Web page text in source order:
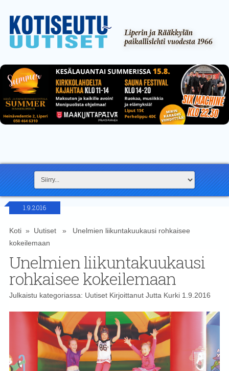
1.9.2016
Koti» Uutiset» Unelmien liikuntakuukausi rohkaisee
kokeilemaan
Unelmien liikuntakuukausi
rohkaisee kokeilemaan
Julkaistu kategoriassa: UutisetKirjoittanut Jutta Kurki1.9.2016